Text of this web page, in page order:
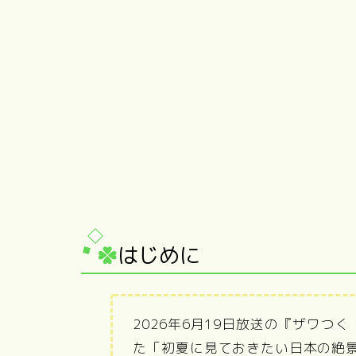
はじめに
2026年6月19日放送の『ザワつく
た「初夏に見ておきたい日本の絶